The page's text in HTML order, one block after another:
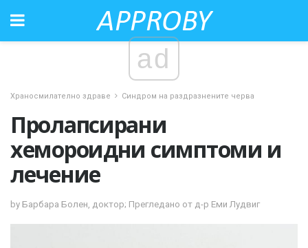
ad
Храносмилателно здраве Синдром на раздразнените черва
Пролапсирани
хемороидни симптоми и
лечение
by Барбара Болен, доктор; Прегледано от д-р Еми Лудвиг